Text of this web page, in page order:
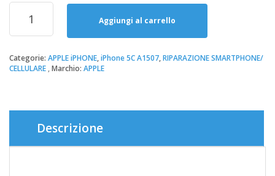
Riparazione
Sostituzione
Speaker
Conversazione
iPhone
quantità
Aggiungi al carrello
Categorie: APPLE iPHONE,iPhone 5C A1507,RIPARAZIONE SMARTPHONE/
CELLULARE Marchio: APPLE
Descrizione